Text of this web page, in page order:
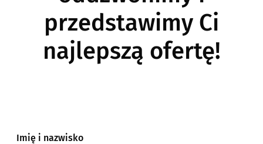
przedstawimy Ci
najlepszą ofertę!
Imię i nazwisko